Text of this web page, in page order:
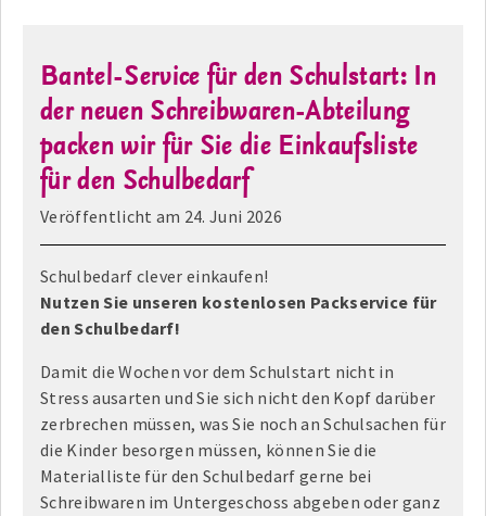
Bantel-Service für den Schulstart: In
der neuen Schreibwaren-Abteilung
packen wir für Sie die Einkaufsliste
für den Schulbedarf
Veröffentlicht am 24. Juni 2026
Schulbedarf clever einkaufen!
Nutzen Sie unseren kostenlosen Packservice für
den Schulbedarf!
Damit die Wochen vor dem Schulstart nicht in
Stress ausarten und Sie sich nicht den Kopf darüber
zerbrechen müssen, was Sie noch an Schulsachen für
die Kinder besorgen müssen, können Sie die
Materialliste für den Schulbedarf gerne bei
Schreibwaren im Untergeschoss abgeben oder ganz